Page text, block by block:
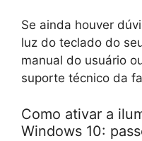
Se ainda houver
luz do teclado do
manual do usuário
suporte técnico da
Como ativar a
Windows 10: